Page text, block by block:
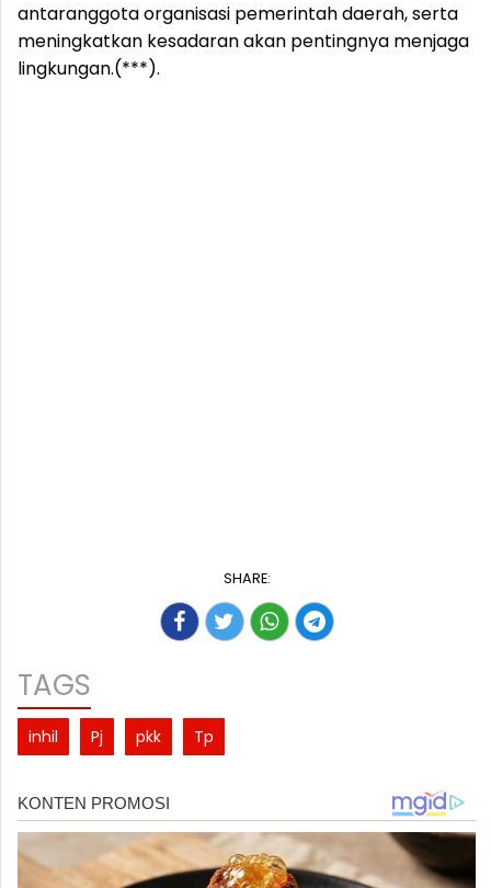
antaranggota organisasi pemerintah daerah, serta
meningkatkan kesadaran akan pentingnya menjaga
lingkungan.(***).
SHARE:
TAGS
inhil Pj pkk Tp